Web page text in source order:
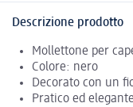
Descrizione prodotto
Mollettone per
Colore: nero
Decorato con un
Pratico ed elegante